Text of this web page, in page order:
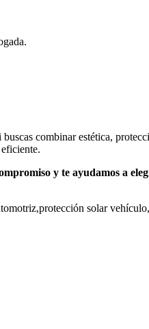
combinar estética,
y te ayudamos a
,protección solar vehículo,